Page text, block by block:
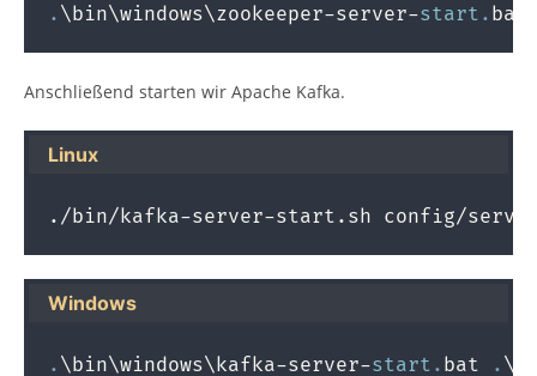
. \bin\windows\zookeeper-server-start . bat
Anschließend starten wir Apache Kafka.
Linux
./bin/kafka-server-start.sh config/
Windows
. \bin\windows\kafka-server-start . bat .